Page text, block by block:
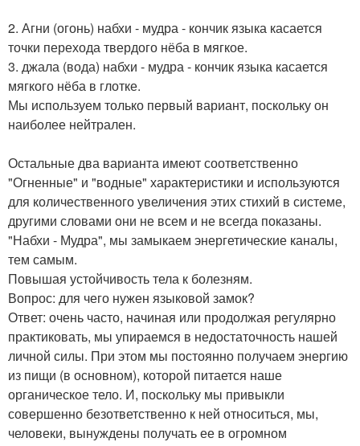
2. Агни (огонь) набхи - мудра - кончик языка касается
точки перехода твердого нёба в мягкое.
3. джала (вода) набхи - мудра - кончик языка касается
мягкого нёба в глотке.
Мы используем только первый вариант, поскольку он
наиболее нейтрален.
Остальные два варианта имеют соответственно
"Огненные" и "водные" характеристики и используются
для количественного увеличения этих стихий в системе,
другими словами они не всем и не всегда показаны.
"Набхи - Мудра", мы замыкаем энергетические каналы,
тем самым.
Повышая устойчивость тела к болезням.
Вопрос: для чего нужен языковой замок?
Ответ: очень часто, начиная или продолжая регулярно
практиковать, мы упираемся в недостаточность нашей
личной силы. При этом мы постоянно получаем энергию
из пищи (в основном), которой питается наше
органическое тело. И, поскольку мы привыкли
совершенно безответственно к ней относиться, мы,
человеки, вынуждены получать ее в огромном